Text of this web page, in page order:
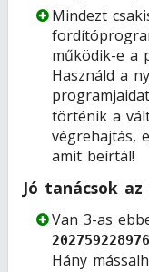
Mindezt
működik-e a
Használd a
programjaidat
történik a
végrehajtás,
amit beírtál!
Jó tanácsok
Van 3-as
Hány